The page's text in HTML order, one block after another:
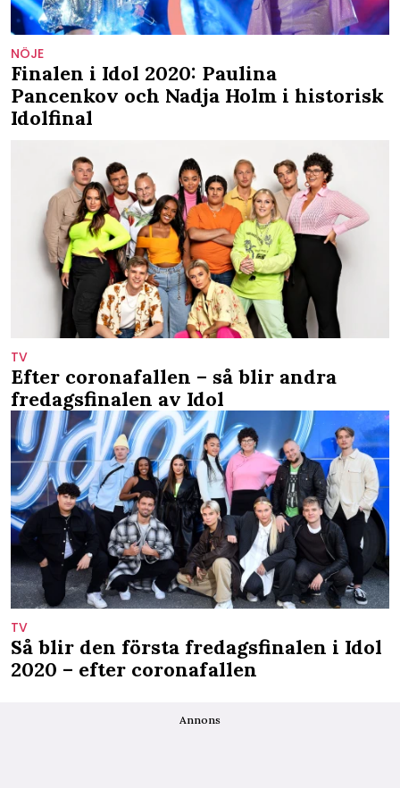
NÖJE
Finalen i Idol 2020: Paulina
Pancenkov och Nadja Holm i historisk
Idolfinal
TV
Efter coronafallen – så blir andra
fredagsfinalen av Idol
TV
Så blir den första fredagsfinalen i Idol
2020 – efter coronafallen
Annons